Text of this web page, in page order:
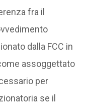
fra il
dalla FCC in
assoggettato
per
se il